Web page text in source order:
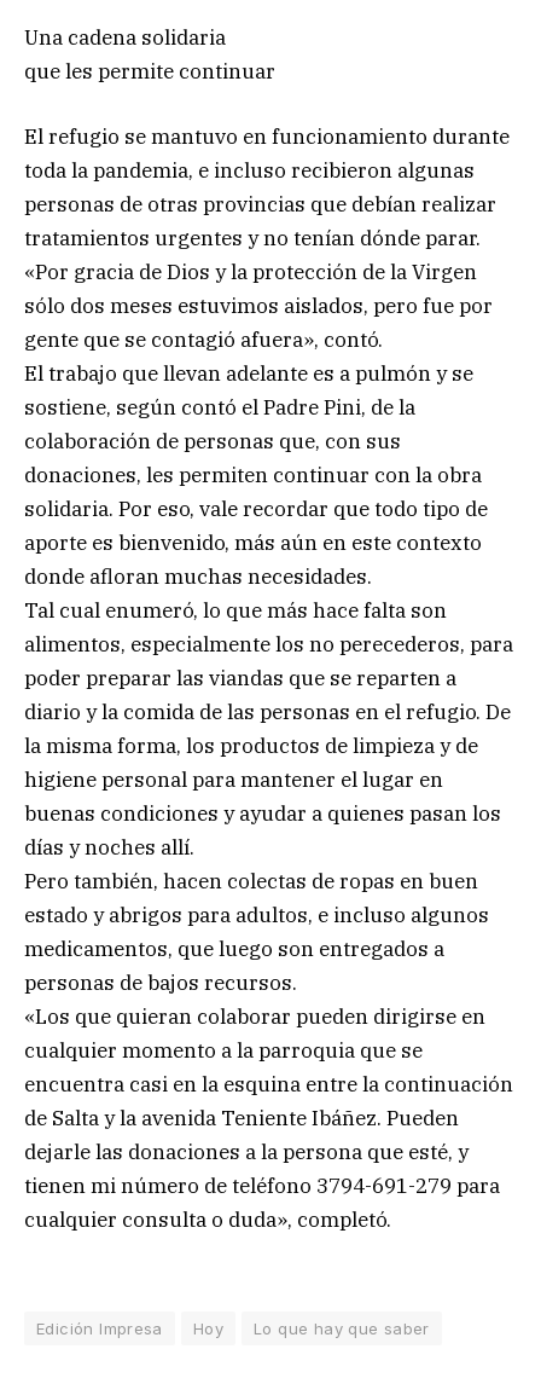
Una cadena solidaria
que les permite continuar
El refugio se mantuvo en funcionamiento durante
toda la pandemia, e incluso recibieron algunas
personas de otras provincias que debían realizar
tratamientos urgentes y no tenían dónde parar.
«Por gracia de Dios y la protección de la Virgen
sólo dos meses estuvimos aislados, pero fue por
gente que se contagió afuera», contó.
El trabajo que llevan adelante es a pulmón y se
sostiene, según contó el Padre Pini, de la
colaboración de personas que, con sus
donaciones, les permiten continuar con la obra
solidaria. Por eso, vale recordar que todo tipo de
aporte es bienvenido, más aún en este contexto
donde afloran muchas necesidades.
Tal cual enumeró, lo que más hace falta son
alimentos, especialmente los no perecederos, para
poder preparar las viandas que se reparten a
diario y la comida de las personas en el refugio. De
la misma forma, los productos de limpieza y de
higiene personal para mantener el lugar en
buenas condiciones y ayudar a quienes pasan los
días y noches allí.
Pero también, hacen colectas de ropas en buen
estado y abrigos para adultos, e incluso algunos
medicamentos, que luego son entregados a
personas de bajos recursos.
«Los que quieran colaborar pueden dirigirse en
cualquier momento a la parroquia que se
encuentra casi en la esquina entre la continuación
de Salta y la avenida Teniente Ibáñez. Pueden
dejarle las donaciones a la persona que esté, y
tienen mi número de teléfono 3794-691-279 para
cualquier consulta o duda», completó.
Edición Impresa Hoy Lo que hay que saber